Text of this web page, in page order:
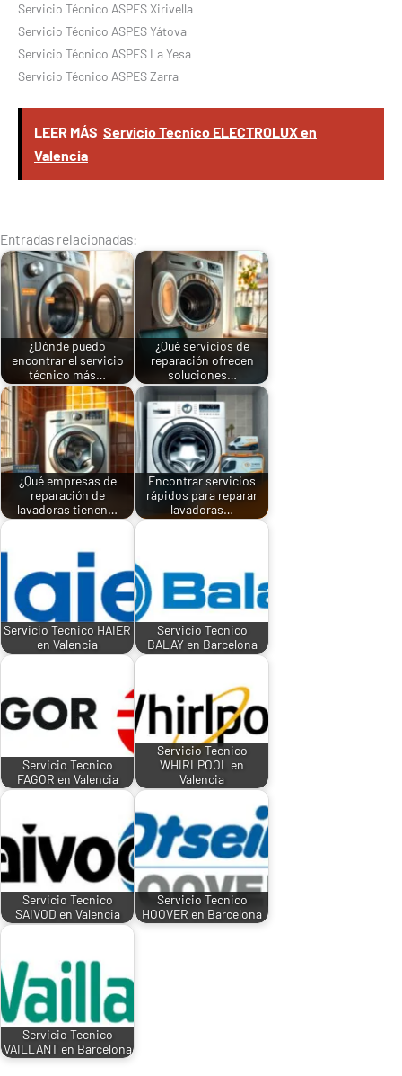
Servicio Técnico ASPES Xirivella
Servicio Técnico ASPES Yátova
Servicio Técnico ASPES La Yesa
Servicio Técnico ASPES Zarra
LEER MÁS Servicio Tecnico ELECTROLUX en
Valencia
Entradas relacionadas:
¿Dónde puedo
encontrar el servicio
técnico más…
¿Qué servicios de
reparación ofrecen
soluciones…
¿Qué empresas de
reparación de
lavadoras tienen…
Encontrar servicios
rápidos para reparar
lavadoras…
Servicio Tecnico HAIER
en Valencia
Servicio Tecnico
BALAY en Barcelona
Servicio Tecnico
FAGOR en Valencia
Servicio Tecnico
WHIRLPOOL en
Valencia
Servicio Tecnico
SAIVOD en Valencia
Servicio Tecnico
HOOVER en Barcelona
Servicio Tecnico
VAILLANT en Barcelona